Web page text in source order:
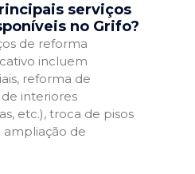
serviços
no Grifo?
de reforma
incluem
reforma de
interiores
etc.), troca de pisos
ampliação de